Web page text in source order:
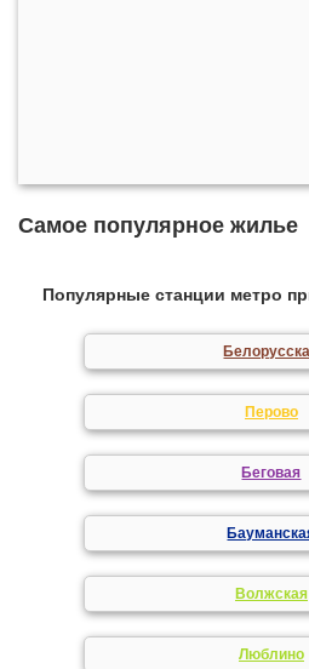
Самое популярное жилье
Популярные станции метро
Перово
Беговая
Волжская
Люблино